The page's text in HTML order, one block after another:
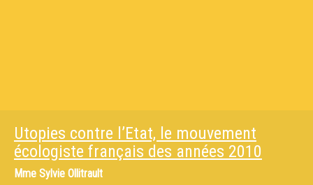
Utopies contre l’Etat, le mouvement
écologiste français des années 2010
Mme Sylvie Ollitrault